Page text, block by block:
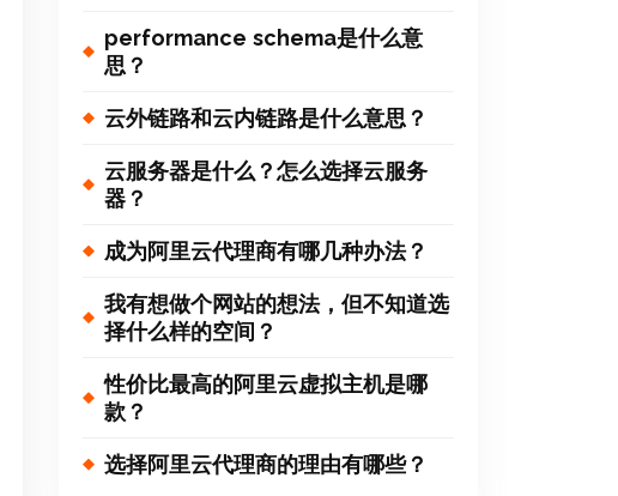
performance schema是什么意
思？
云外链路和云内链路是什么意思？
云服务器是什么？怎么选择云服务
器？
成为阿里云代理商有哪几种办法？
我有想做个网站的想法，但不知道选
择什么样的空间？
性价比最高的阿里云虚拟主机是哪
款？
选择阿里云代理商的理由有哪些？